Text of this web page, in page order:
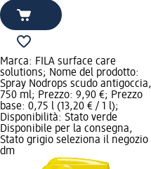
Marca: FILA surface care
solutions; Nome del prodotto:
Spray Nodrops scudo antigoccia,
750 ml; Prezzo: 9,90 €; Prezzo
base: 0,75 l (13,20 € / 1 l);
Disponibilità: Stato verde
Disponibile per la consegna,
Stato grigio seleziona il negozio
dm